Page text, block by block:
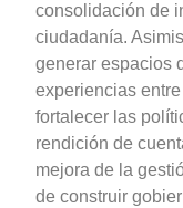
consolidación de
ciudadanía.
generar espacios
experiencias
fortalecer las
rendición de
mejora de la
de construir